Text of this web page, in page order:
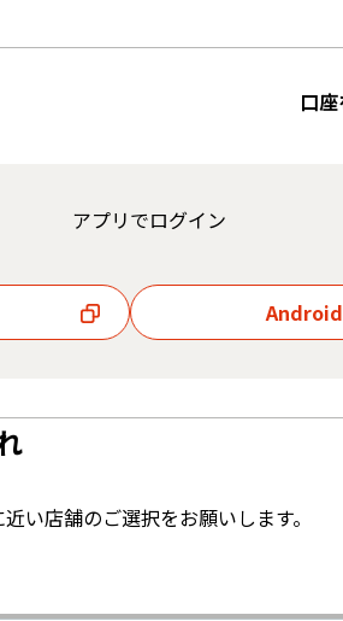
口
アプリでログイン
Android
い店舗のご選択をお願いします。